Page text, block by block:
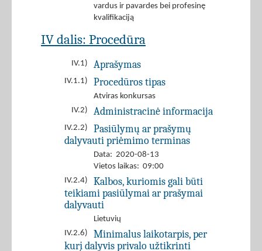
vardus ir pavardes bei profesinę
kvalifikaciją
IV dalis: Procedūra
IV.1) Aprašymas
IV.1.1) Procedūros tipas
Atviras konkursas
IV.2)
Administracinė informacija
IV.2.2)
Pasiūlymų ar prašymų
dalyvauti priėmimo terminas
Data: 2020-08-13
Vietos laikas: 09:00
IV.2.4)
Kalbos, kuriomis gali būti
teikiami pasiūlymai ar prašymai
dalyvauti
Lietuvių
IV.2.6)
Minimalus laikotarpis, per
kurį dalyvis privalo užtikrinti